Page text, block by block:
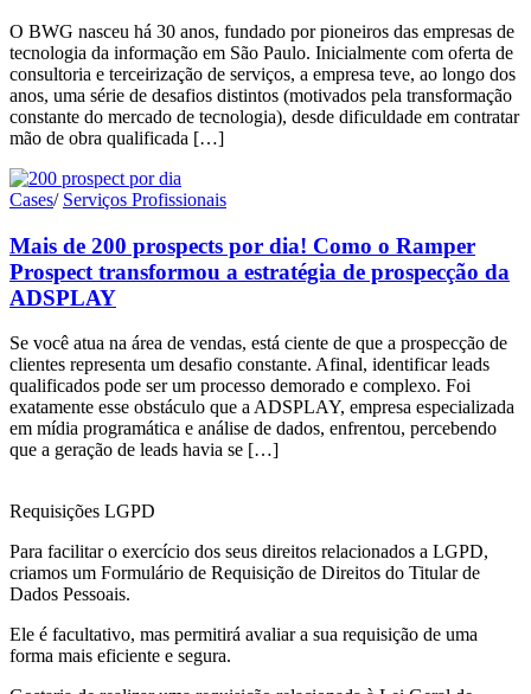
O BWG nasceu há 30 anos, fundado por pioneiros das empresas de
tecnologia da informação em São Paulo. Inicialmente com oferta de
consultoria e terceirização de serviços, a empresa teve, ao longo dos
anos, uma série de desafios distintos (motivados pela transformação
constante do mercado de tecnologia), desde dificuldade em contratar
mão de obra qualificada […]
Cases/ Serviços Profissionais
Mais de 200 prospects por dia! Como o Ramper
Prospect transformou a estratégia de prospecção da
ADSPLAY
Se você atua na área de vendas, está ciente de que a prospecção de
clientes representa um desafio constante. Afinal, identificar leads
qualificados pode ser um processo demorado e complexo. Foi
exatamente esse obstáculo que a ADSPLAY, empresa especializada
em mídia programática e análise de dados, enfrentou, percebendo
que a geração de leads havia se […]
Requisições LGPD
Para facilitar o exercício dos seus direitos relacionados a LGPD,
criamos um Formulário de Requisição de Direitos do Titular de
Dados Pessoais.
Ele é facultativo, mas permitirá avaliar a sua requisição de uma
forma mais eficiente e segura.